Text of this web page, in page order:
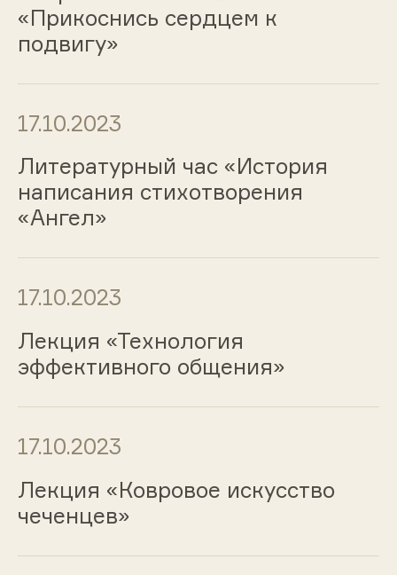
«Прикоснись сердцем к
подвигу»
17.10.2023
Литературный час «История
написания стихотворения
«Ангел»
17.10.2023
Лекция «Технология
эффективного общения»
17.10.2023
Лекция «Ковровое искусство
чеченцев»